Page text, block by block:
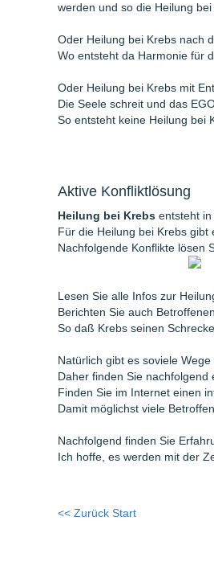
werden und so die Heilung
Oder Heilung bei Krebs nach
Wo entsteht da Harmonie für
Oder Heilung bei Krebs mit
Die Seele schreit und das
So entsteht keine Heilung bei
Aktive Konfliktlösung
Heilung bei Krebs entsteht in
Für die Heilung bei Krebs gibt
Nachfolgende Konflikte lösen
Lesen Sie alle Infos zur
Berichten Sie auch
So daß Krebs seinen
Natürlich gibt es soviele Wege
Daher finden Sie nachfolgend
Finden Sie im Internet einen
Damit möglichst viele
Nachfolgend finden Sie
Ich hoffe, es werden mit der
<< Zurück Start